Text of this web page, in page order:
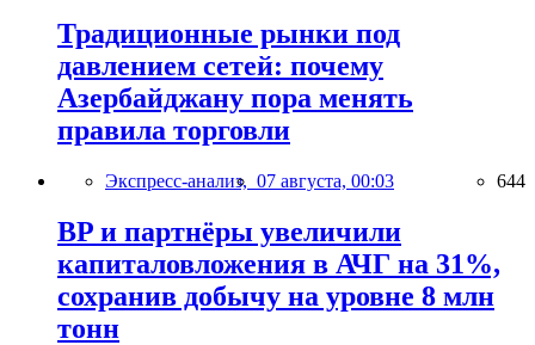
Традиционные рынки под
давлением сетей: почему
Азербайджану пора менять
правила торговли
Экспресс-анализ, 07 августа, 00:03 644
BP и партнёры увеличили
капиталовложения в АЧГ на 31%,
сохранив добычу на уровне 8 млн
тонн